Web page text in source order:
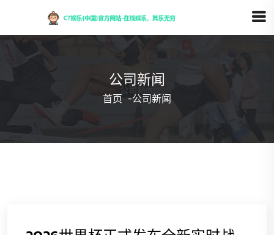
公司新闻
首页 -公司新闻